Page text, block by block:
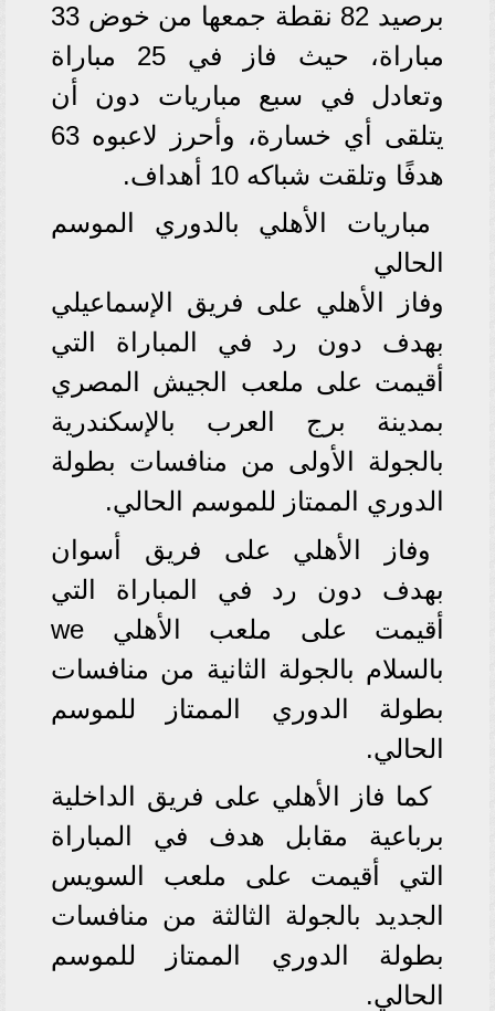
برصيد 82 نقطة جمعها من خوض 33
مباراة، حيث فاز في 25 مباراة
وتعادل في سبع مباريات دون أن
يتلقى أي خسارة، وأحرز لاعبوه 63
هدفًا وتلقت شباكه 10 أهداف.
مباريات الأهلي بالدوري الموسم
الحالي
وفاز الأهلي على فريق الإسماعيلي
بهدف دون رد في المباراة التي
أقيمت على ملعب الجيش المصري
بمدينة برج العرب بالإسكندرية
بالجولة الأولى من منافسات بطولة
الدوري الممتاز للموسم الحالي.
وفاز الأهلي على فريق أسوان
بهدف دون رد في المباراة التي
أقيمت على ملعب الأهلي we
بالسلام بالجولة الثانية من منافسات
بطولة الدوري الممتاز للموسم
الحالي.
كما فاز الأهلي على فريق الداخلية
برباعية مقابل هدف في المباراة
التي أقيمت على ملعب السويس
الجديد بالجولة الثالثة من منافسات
بطولة الدوري الممتاز للموسم
الحالي.